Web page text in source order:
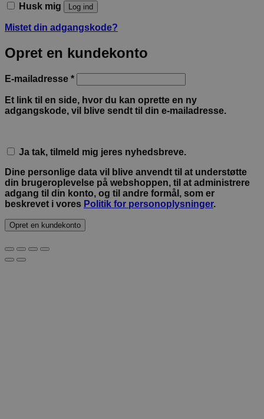
Husk mig Log ind
Mistet din adgangskode?
Opret en kundekonto
E-mailadresse *Påkrævet
Et link til en side, hvor du kan oprette en ny
adgangskode, vil blive sendt til din e-mailadresse.
Ja tak, tilmeld mig jeres nyhedsbreve.
Dine personlige data vil blive anvendt til at understøtte
din brugeroplevelse på webshoppen, til at administrere
adgang til din konto, og til andre formål, som er
beskrevet i vores Politik for personoplysninger.
Opret en kundekonto